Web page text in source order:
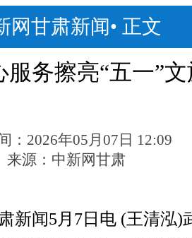
网甘肃新闻• 正文
服务擦亮“五一”
： 2026年05月07日 12:09
来源： 中新网甘肃
闻5月7日电 (王清泓)